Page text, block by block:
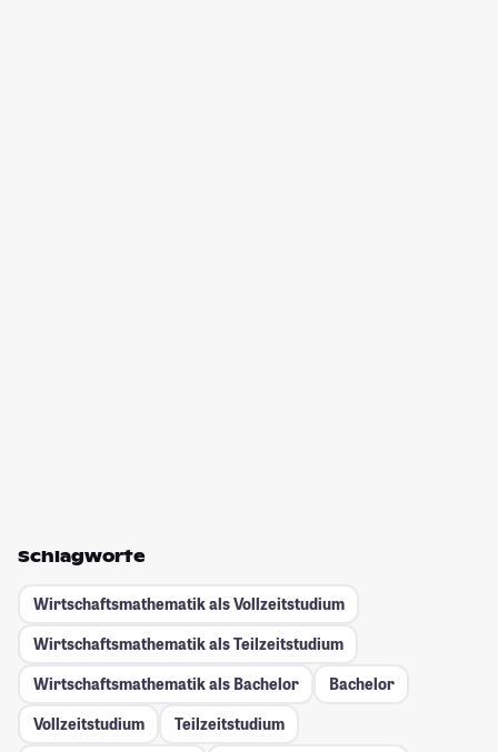
Schlagworte
Wirtschaftsmathematik als Vollzeitstudium
Wirtschaftsmathematik als Teilzeitstudium
Wirtschaftsmathematik als Bachelor
Bachelor
Vollzeitstudium
Teilzeitstudium